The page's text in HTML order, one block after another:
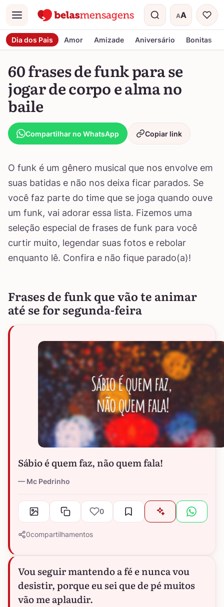
Menu AA
Tamanho do
Dia dos Pais Amor Amizade Aniversário Bonitas
60 frases de funk para se
jogar de corpo e alma no
baile
Compartilhar no WhatsApp Copiar link
O funk é um gênero musical que nos envolve em
suas batidas e não nos deixa ficar parados. Se
você faz parte do time que se joga quando ouve
um funk, vai adorar essa lista. Fizemos uma
seleção especial de frases de funk para você
curtir muito, legendar suas fotos e rebolar
enquanto lê. Confira e não fique parado(a)!
Frases de funk que vão te animar
até se for segunda-feira
Sábio é quem faz, não quem fala!
Mc Pedrinho
0
0compartilhamentos
Vou seguir mantendo a fé e nunca vou
desistir, porque eu sei que de pé muitos
vão me aplaudir.